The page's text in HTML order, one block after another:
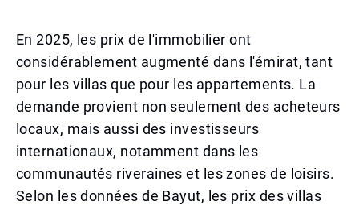
En 2025, les prix de l'immobilier ont
considérablement augmenté dans l'émirat, tant
pour les villas que pour les appartements. La
demande provient non seulement des acheteurs
locaux, mais aussi des investisseurs
internationaux, notamment dans les
communautés riveraines et les zones de loisirs.
Selon les données de Bayut, les prix des villas